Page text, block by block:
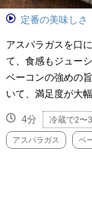
定番の美味しさ
アスパラガスを口
て、食感もジューシ
ベーコンの強めの
いて、満足度が大
4分 冷蔵で2〜
アスパラガス ベ